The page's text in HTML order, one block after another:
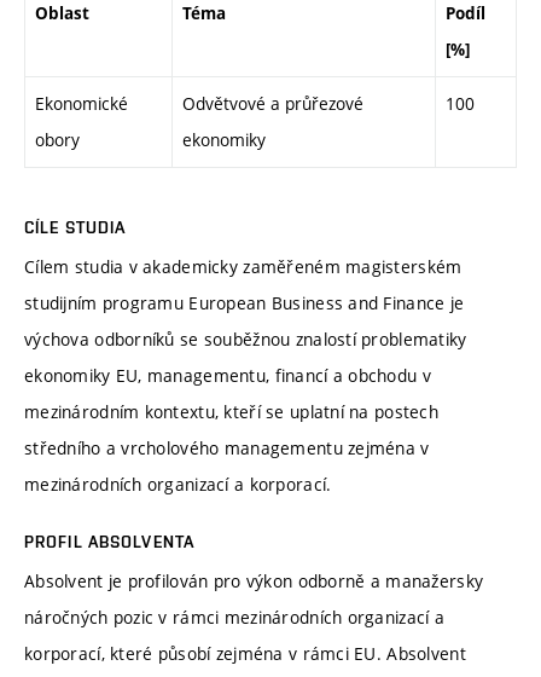
Oblast Téma
Podíl
[%]
Ekonomické
obory
Odvětvové a průřezové
ekonomiky
100
CÍLE STUDIA
Cílem studia v akademicky zaměřeném magisterském
studijním programu European Business and Finance je
výchova odborníků se souběžnou znalostí problematiky
ekonomiky EU, managementu, financí a obchodu v
mezinárodním kontextu, kteří se uplatní na postech
středního a vrcholového managementu zejména v
mezinárodních organizací a korporací.
PROFIL ABSOLVENTA
Absolvent je profilován pro výkon odborně a manažersky
náročných pozic v rámci mezinárodních organizací a
korporací, které působí zejména v rámci EU. Absolvent